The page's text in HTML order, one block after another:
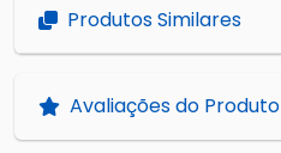
Produtos Similares
Avaliações do Produto